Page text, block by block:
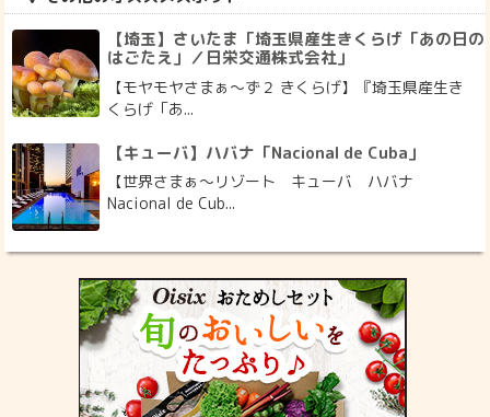
【埼玉】さいたま「埼玉県産生きくらげ「あの日の
はごたえ」／日栄交通株式会社」
【モヤモヤさまぁ～ず２ きくらげ】『埼玉県産生き
くらげ「あ...
【キューバ】ハバナ「Nacional de Cuba」
【世界さまぁ～リゾート キューバ ハバナ
Nacional de Cub...